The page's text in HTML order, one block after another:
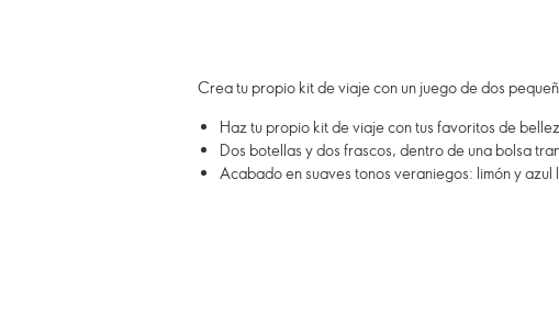
Crea tu propio kit de viaje con un juego de dos
Haz tu propio kit de viaje con tus favoritos de
Dos botellas y dos frascos, dentro de una bolsa
Acabado en suaves tonos veraniegos: limón y azul